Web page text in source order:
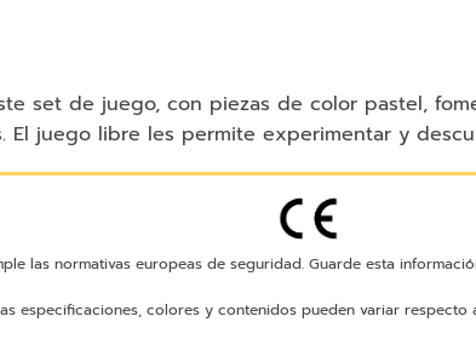
set de juego, con piezas de color pastel,
El juego libre les permite experimentar y
las normativas europeas de seguridad. Guarde esta
especificaciones, colores y contenidos pueden variar respecto